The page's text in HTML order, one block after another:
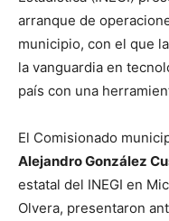
arranque de
municipio, con el que
la vanguardia en
país con una
El Comisionado
Alejandro González
estatal del INEGI en
Olvera, presentaron